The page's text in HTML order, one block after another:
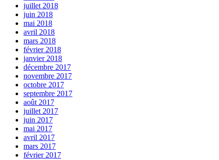
juillet 2018
juin 2018
mai 2018
avril 2018
mars 2018
février 2018
janvier 2018
décembre 2017
novembre 2017
octobre 2017
septembre 2017
août 2017
juillet 2017
juin 2017
mai 2017
avril 2017
mars 2017
février 2017